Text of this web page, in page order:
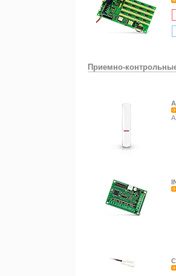
Приемно-